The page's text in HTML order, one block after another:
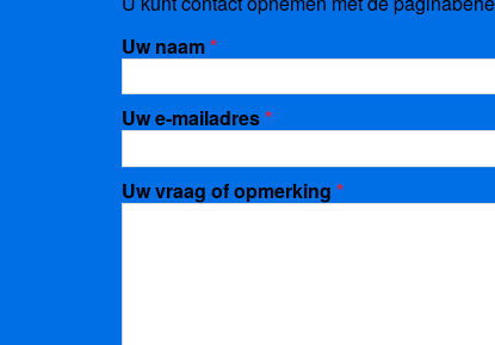
Uw naam*
Uw e-mailadres*
Uw vraag of opmerking *